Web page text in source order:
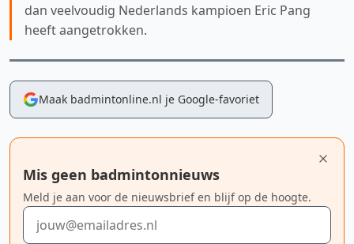
dan veelvoudig Nederlands kampioen Eric Pang
heeft aangetrokken.
Maak badmintonline.nl je Google-favoriet
Mis geen badmintonnieuws
Meld je aan voor de nieuwsbrief en blijf op de hoogte.
E-mailadres